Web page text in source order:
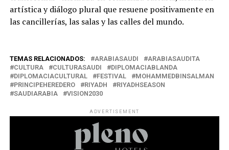
artística y diálogo plural que resuene positivamente en
las cancillerías, las salas y las calles del mundo.
TEMAS RELACIONADOS: ARABIASAUDI
ARABIASAUDITA
CULTURA
CULTURASAUDI
DIPLOMACIABLANDA
DIPLOMACIACULTURAL
FESTIVAL
MOHAMMEDBINSALMAN
PRINCIPEHEREDERO
RIYADH
RIYADHSEASON
SAUDIARABIA
VISION2030
ADVERTISEMENT